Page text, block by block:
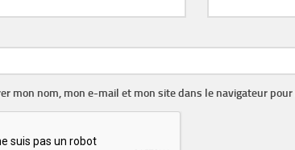
mon nom, mon e-mail et mon site dans le navigateur